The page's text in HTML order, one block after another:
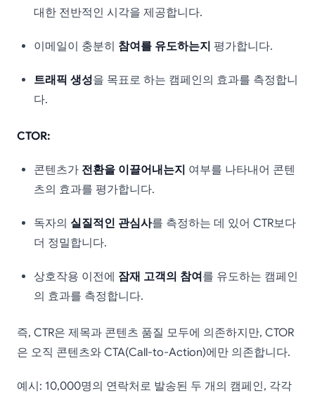
대한 전반적인 시각을 제공합니다.
이메일이 충분히 참여를 유도하는지 평가합니다.
트래픽 생성을 목표로 하는 캠페인의 효과를 측정합니
다.
CTOR:
콘텐츠가 전환을 이끌어내는지 여부를 나타내어 콘텐
츠의 효과를 평가합니다.
독자의 실질적인 관심사를 측정하는 데 있어 CTR보다
더 정밀합니다.
상호작용 이전에 잠재 고객의 참여를 유도하는 캠페인
의 효과를 측정합니다.
즉, CTR은 제목과 콘텐츠 품질 모두에 의존하지만, CTOR
은 오직 콘텐츠와 CTA(Call-to-Action)에만 의존합니다.
예시: 10,000명의 연락처로 발송된 두 개의 캠페인, 각각